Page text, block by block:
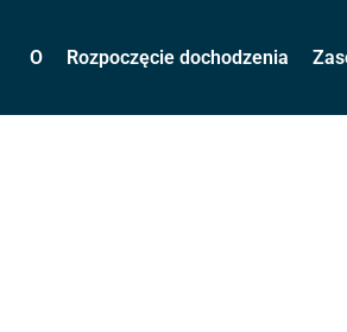
O Rozpoczęcie dochodzenia